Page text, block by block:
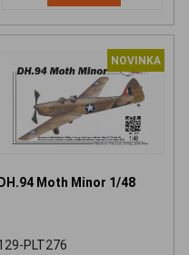
NOVINKA
Moth Minor 1/48
PLT276